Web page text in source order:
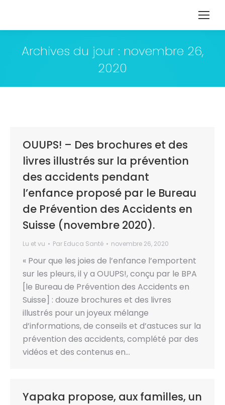
Archives du jour : novembre 26,
2020
OUUPS! – Des brochures et des
livres illustrés sur la prévention
des accidents pendant
l’enfance proposé par le Bureau
de Prévention des Accidents en
Suisse (novembre 2020).
Lu et vu Par Educa Santé novembre 26, 2020
« Pour que les joies de l’enfance l’emportent
sur les pleurs, il y a OUUPS!, conçu par le BPA
[le Bureau de Prévention des Accidents en
Suisse] : douze brochures et des livres
illustrés pour un joyeux mélange
d’informations, de conseils et d’astuces sur la
prévention des accidents, complété par des
vidéos et des contenus en…
Yapaka propose, aux familles, un